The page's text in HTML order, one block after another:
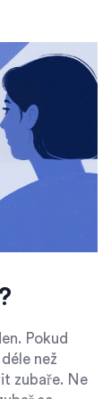
Pokud
než
zubaře. Ne